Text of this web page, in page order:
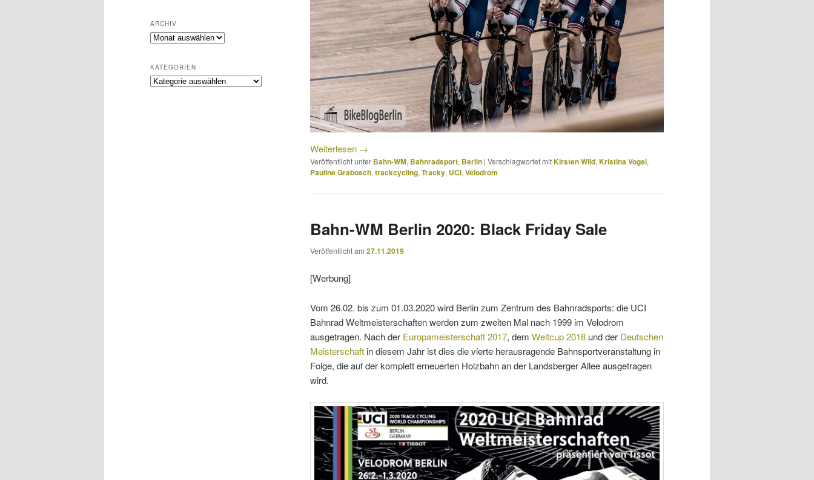
Weiterlesen →
Veröffentlicht unter Bahn-WM, Bahnradsport, Berlin | Verschlagwortet mitKirsten Wild,Kristina Vogel,
Pauline Grabosch,trackcycling,Tracky, UCI,Velodrom
Bahn-WM Berlin 2020: Black Friday Sale
Veröffentlicht am 27.11.2019
[Werbung]
Vom 26.02. bis zum 01.03.2020 wird Berlin zum Zentrum des Bahnradsports: die UCI
Bahnrad Weltmeisterschaften werden zum zweiten Mal nach 1999 im Velodrom
ausgetragen. Nach der Europameisterschaft 2017, dem Weltcup 2018 und der Deutschen
Meisterschaft in diesem Jahr ist dies die vierte herausragende Bahnsportveranstaltung in
Folge, die auf der komplett erneuerten Holzbahn an der Landsberger Allee ausgetragen
wird.
ARCHIV
Archiv
KATEGORIEN
Kategorien